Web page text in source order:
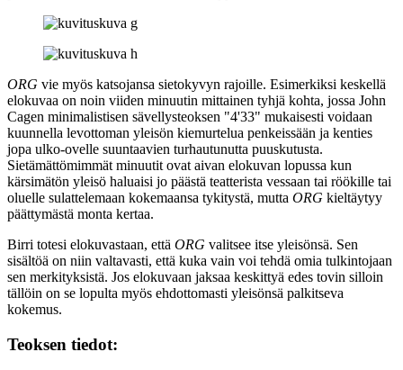
ORG vie myös katsojansa sietokyvyn rajoille. Esimerkiksi keskellä
elokuvaa on noin viiden minuutin mittainen tyhjä kohta, jossa John
Cagen minimalistisen sävellysteoksen "4'33" mukaisesti voidaan
kuunnella levottoman yleisön kiemurtelua penkeissään ja kenties
jopa ulko-ovelle suuntaavien turhautunutta puuskutusta.
Sietämättömimmät minuutit ovat aivan elokuvan lopussa kun
kärsimätön yleisö haluaisi jo päästä teatterista vessaan tai röökille tai
oluelle sulattelemaan kokemaansa tykitystä, mutta ORG kieltäytyy
päättymästä monta kertaa.
Birri totesi elokuvastaan, että ORG valitsee itse yleisönsä. Sen
sisältöä on niin valtavasti, että kuka vain voi tehdä omia tulkintojaan
sen merkityksistä. Jos elokuvaan jaksaa keskittyä edes tovin silloin
tällöin on se lopulta myös ehdottomasti yleisönsä palkitseva
kokemus.
Teoksen tiedot: